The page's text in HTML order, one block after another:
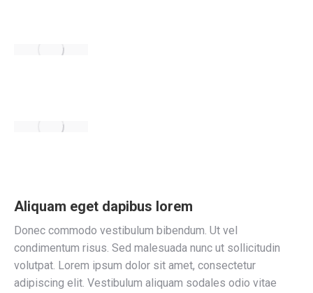
Aliquam eget dapibus lorem
Donec commodo vestibulum bibendum. Ut vel
condimentum risus. Sed malesuada nunc ut sollicitudin
volutpat. Lorem ipsum dolor sit amet, consectetur
adipiscing elit. Vestibulum aliquam sodales odio vitae